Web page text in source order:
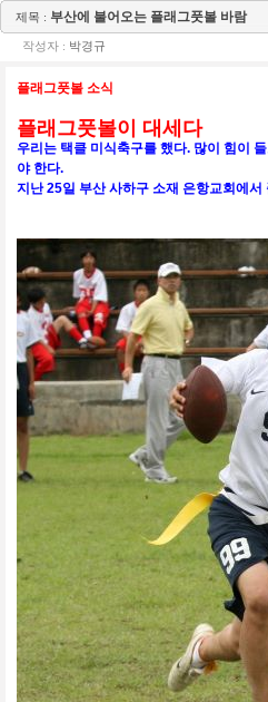
제목 : 부산에 불어오는 플래그풋볼 바람
작성자 : 박경규
플래그풋볼 소식
플래그풋볼이 대세다
우리는 택클 미식축구를 했다. 많이 힘이
야 한다.
지난 25일 부산 사하구 소재 은항교회에